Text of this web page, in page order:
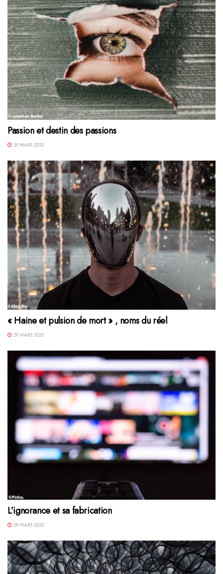
Passion et destin des passions
29 MARS 2020
« Haine et pulsion de mort » , noms du réel
29 MARS 2020
L’ignorance et sa fabrication
29 MARS 2020